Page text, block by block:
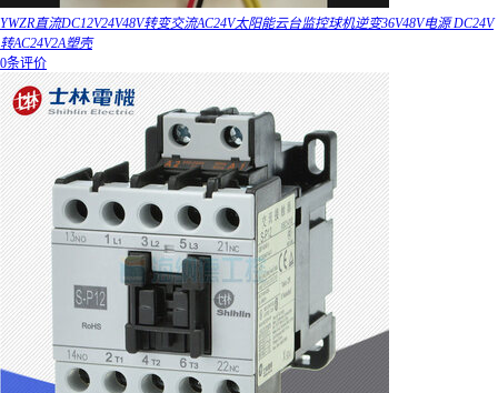
YWZR直流DC12V24V48V转变交流AC24V太阳能云台监控球机逆变36V48V电源 DC24V
转AC24V2A塑壳
0条评价